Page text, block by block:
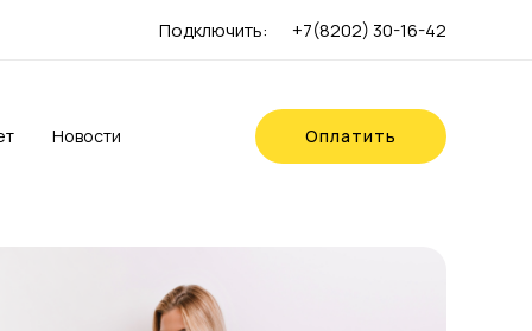
Подключить: +7(8202) 30-16-42
Новости Оплатить